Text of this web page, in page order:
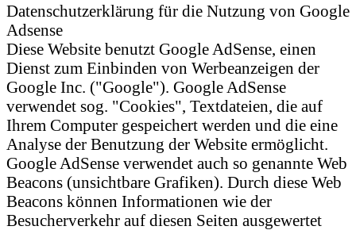
Datenschutzerklärung für die Nutzung von Google
Adsense
Diese Website benutzt Google AdSense, einen
Dienst zum Einbinden von Werbeanzeigen der
Google Inc. ("Google"). Google AdSense
verwendet sog. "Cookies", Textdateien, die auf
Ihrem Computer gespeichert werden und die eine
Analyse der Benutzung der Website ermöglicht.
Google AdSense verwendet auch so genannte Web
Beacons (unsichtbare Grafiken). Durch diese Web
Beacons können Informationen wie der
Besucherverkehr auf diesen Seiten ausgewertet